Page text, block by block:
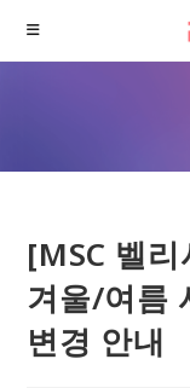
[MSC 벨
겨울/여름
변경 안내